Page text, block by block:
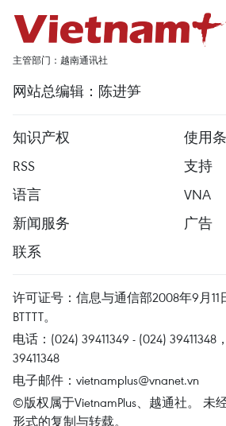
主管部门：越南通讯社
网站总编辑：陈进笋
知识产权
使用
RSS
支持
语言
VNA
新闻服务
广告
联系
许可证号：信息与通信部2008年9月11
BTTTT。
电话：(024) 39411349 - (024) 39411348
39411348
电子邮件： vietnamplus@vnanet.vn
©版权属于VietnamPlus、越通社。 未
形式的复制与转载。